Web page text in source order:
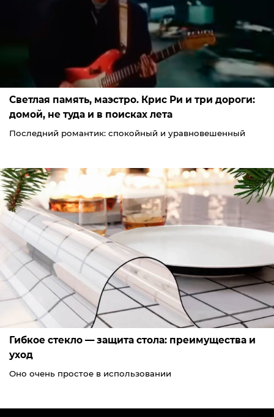
Светлая память, маэстро. Крис Ри и три дороги:
домой, не туда и в поисках лета
Последний романтик: спокойный и уравновешенный
Гибкое стекло — защита стола: преимущества и
уход
Оно очень простое в использовании